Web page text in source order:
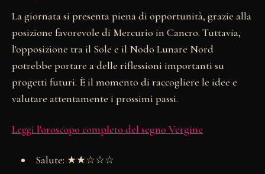
La giornata si presenta piena di opportunità, grazie alla
posizione favorevole di Mercurio in Cancro. Tuttavia,
l'opposizione tra il Sole e il Nodo Lunare Nord
potrebbe portare a delle riflessioni importanti su
progetti futuri. È il momento di raccogliere le idee e
valutare attentamente i prossimi passi.
Leggi l'oroscopo completo del segno Vergine
Salute: ★★☆☆☆